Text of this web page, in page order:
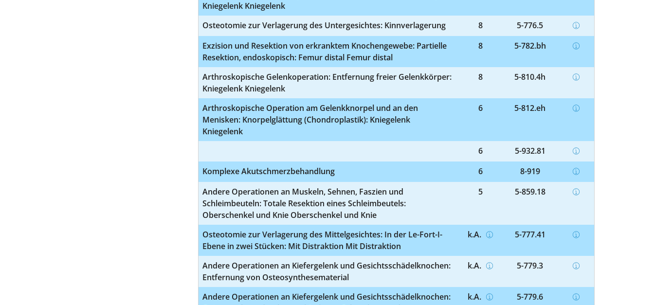
Kniegelenk Kniegelenk
Osteotomie zur Verlagerung des Untergesichtes: Kinnverlagerung 8
5-776.5
Exzision und Resektion von erkranktem Knochengewebe: Partielle
Resektion, endoskopisch: Femur distal Femur distal
8 5-782.bh
Arthroskopische Gelenkoperation: Entfernung freier Gelenkkörper:
Kniegelenk Kniegelenk
8 5-810.4h
Arthroskopische Operation am Gelenkknorpel und an den
Menisken: Knorpelglättung (Chondroplastik): Kniegelenk
Kniegelenk
6 5-812.eh
6
5-932.81
Komplexe Akutschmerzbehandlung
6
8-919
Andere Operationen an Muskeln, Sehnen, Faszien und
Schleimbeuteln: Totale Resektion eines Schleimbeutels:
Oberschenkel und Knie Oberschenkel und Knie
5 5-859.18
Osteotomie zur Verlagerung des Mittelgesichtes: In der Le-Fort-I-
Ebene in zwei Stücken: Mit Distraktion Mit Distraktion
k.A. 5-777.41
Andere Operationen an Kiefergelenk und Gesichtsschädelknochen:
Entfernung von Osteosynthesematerial
k.A. 5-779.3
Andere Operationen an Kiefergelenk und Gesichtsschädelknochen:
k.A. 5-779.6